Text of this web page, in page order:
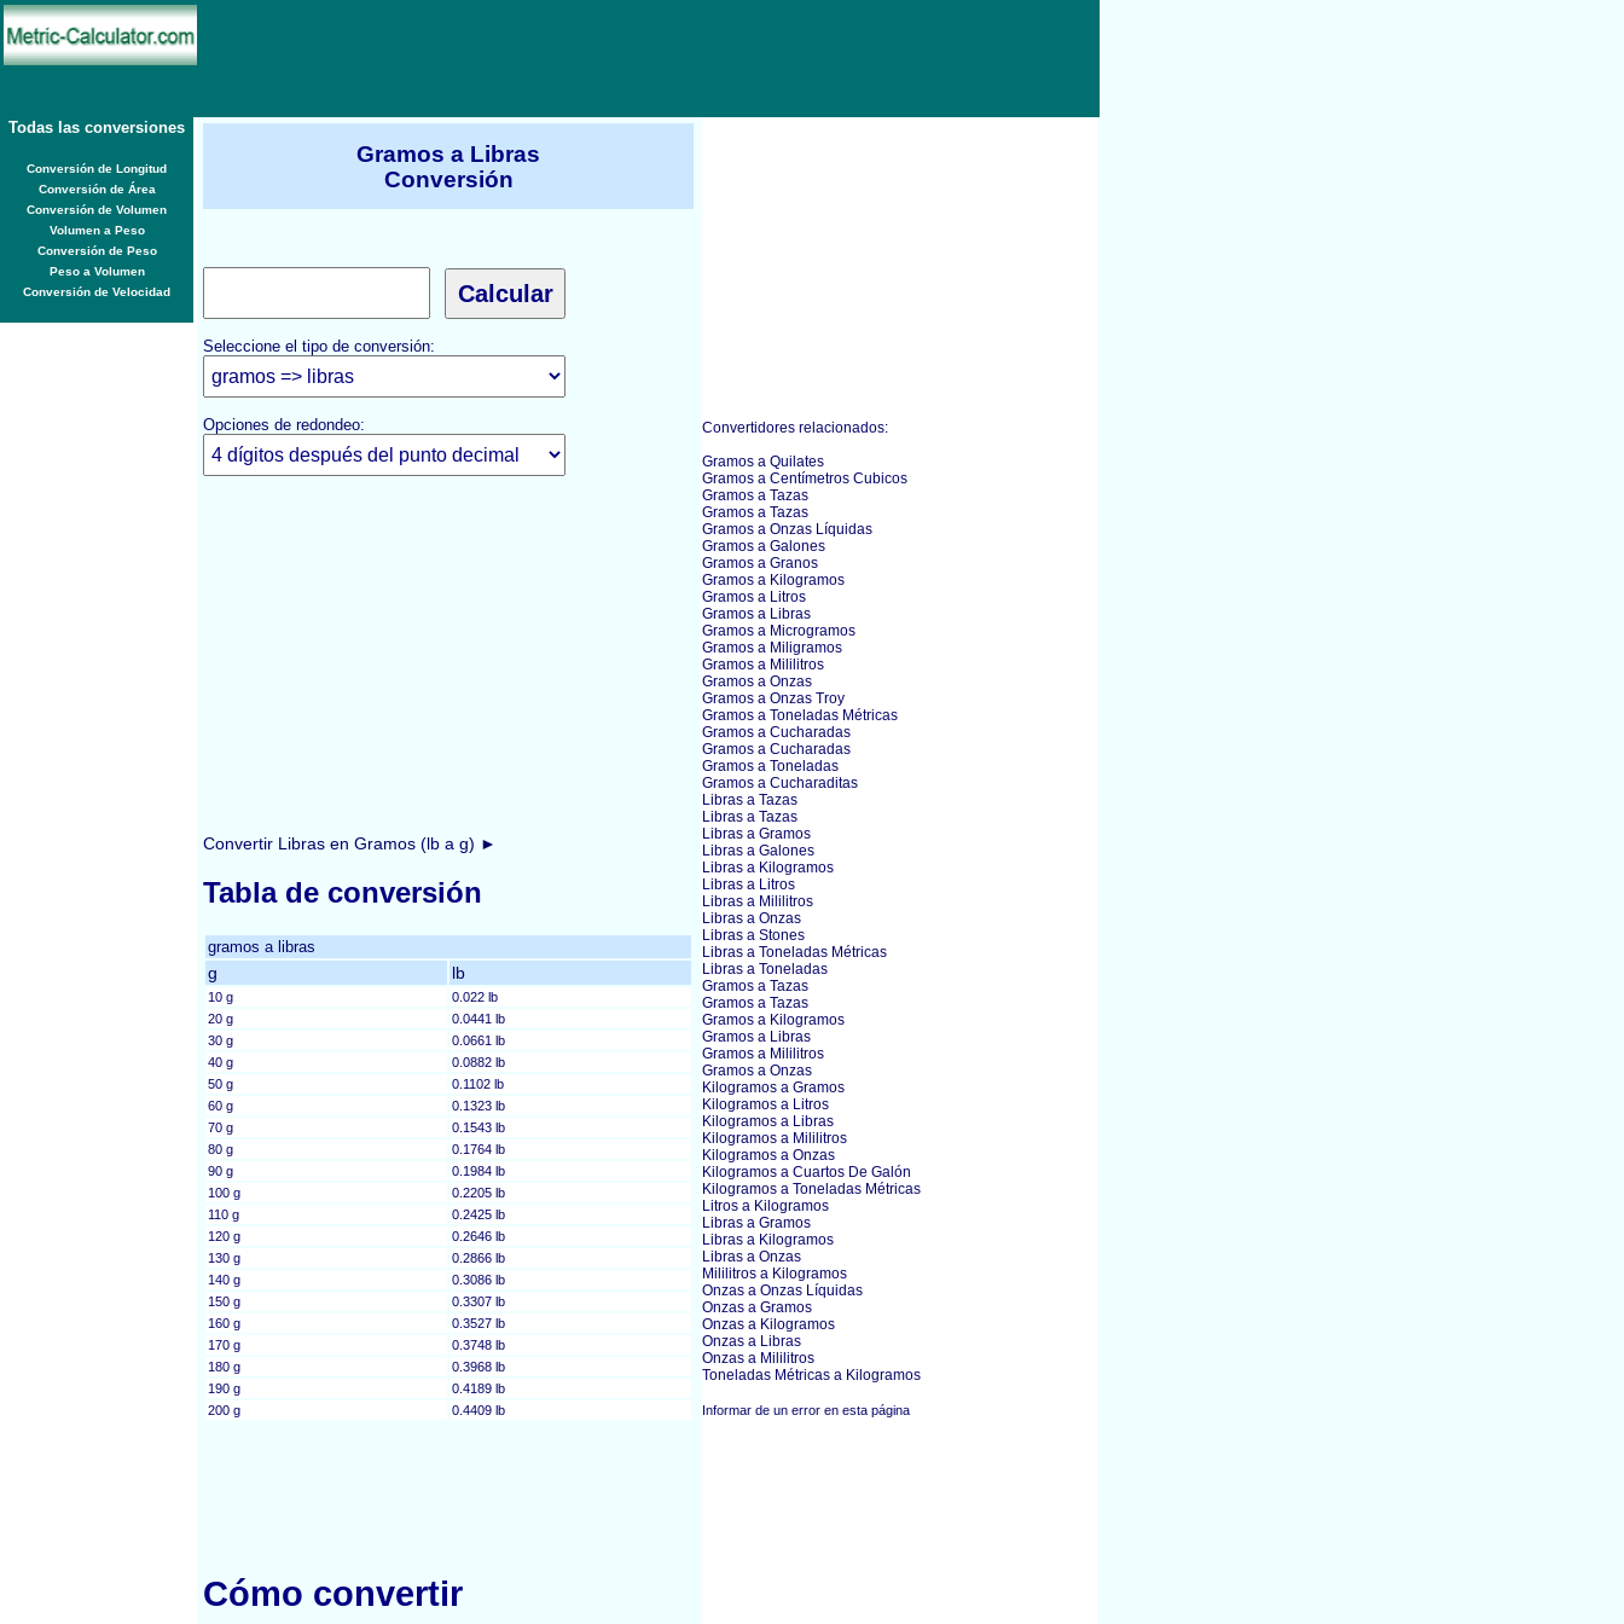
Todas las conversiones
Conversión de Longitud
Conversión de Área
Conversión de Volumen
Volumen a Peso
Conversión de Peso
Peso a Volumen
Conversión de Velocidad
Gramos a Libras
Conversión
Seleccione el tipo de conversión:
Opciones de redondeo:
Convertir Libras en Gramos (lb a g) ►
Tabla de conversión
gramos a libras
g lb
10 g
0.022 lb
20 g
0.0441 lb
30 g
0.0661 lb
40 g
0.0882 lb
50 g
0.1102 lb
60 g
0.1323 lb
70 g
0.1543 lb
80 g
0.1764 lb
90 g
0.1984 lb
100 g
0.2205 lb
110 g
0.2425 lb
120 g
0.2646 lb
130 g
0.2866 lb
140 g
0.3086 lb
150 g
0.3307 lb
160 g
0.3527 lb
170 g
0.3748 lb
180 g
0.3968 lb
190 g
0.4189 lb
200 g
0.4409 lb
Cómo convertir
Convertidores relacionados:
Gramos a Quilates
Gramos a Centímetros Cubicos
Gramos a Tazas
Gramos a Tazas
Gramos a Onzas Líquidas
Gramos a Galones
Gramos a Granos
Gramos a Kilogramos
Gramos a Litros
Gramos a Libras
Gramos a Microgramos
Gramos a Miligramos
Gramos a Mililitros
Gramos a Onzas
Gramos a Onzas Troy
Gramos a Toneladas Métricas
Gramos a Cucharadas
Gramos a Cucharadas
Gramos a Toneladas
Gramos a Cucharaditas
Libras a Tazas
Libras a Tazas
Libras a Gramos
Libras a Galones
Libras a Kilogramos
Libras a Litros
Libras a Mililitros
Libras a Onzas
Libras a Stones
Libras a Toneladas Métricas
Libras a Toneladas
Gramos a Tazas
Gramos a Tazas
Gramos a Kilogramos
Gramos a Libras
Gramos a Mililitros
Gramos a Onzas
Kilogramos a Gramos
Kilogramos a Litros
Kilogramos a Libras
Kilogramos a Mililitros
Kilogramos a Onzas
Kilogramos a Cuartos De Galón
Kilogramos a Toneladas Métricas
Litros a Kilogramos
Libras a Gramos
Libras a Kilogramos
Libras a Onzas
Mililitros a Kilogramos
Onzas a Onzas Líquidas
Onzas a Gramos
Onzas a Kilogramos
Onzas a Libras
Onzas a Mililitros
Toneladas Métricas a Kilogramos
Informar de un error en esta página